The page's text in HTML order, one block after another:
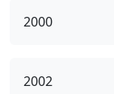
2000
2002